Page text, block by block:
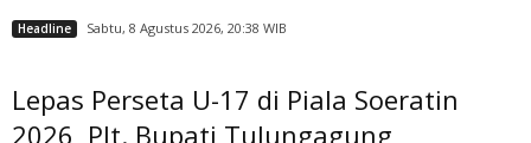
Headline Sabtu, 8 Agustus 2026, 20:38 WIB
Lepas Perseta U-17 di Piala Soeratin
2026, Plt. Bupati Tulungagung